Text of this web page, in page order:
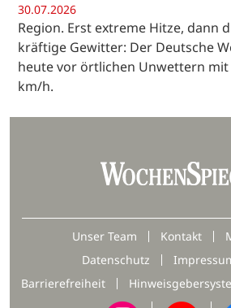
30.07.2026
Region. Erst extreme Hitze, dann
kräftige Gewitter: Der Deutsche
heute vor örtlichen Unwettern mit
km/h.
Unser Team Kontakt
Datenschutz
Barrierefreiheit